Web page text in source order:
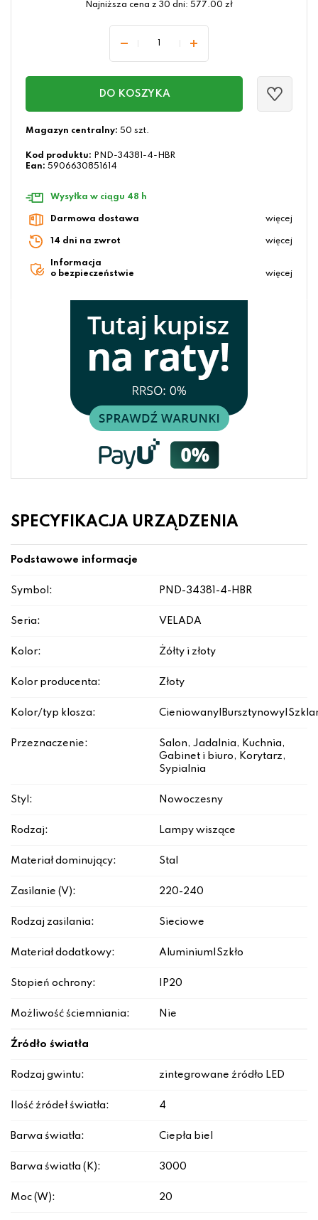
Najniższa cena z 30 dni: 577.00 zł
DO KOSZYKA
Magazyn centralny: 50 szt.
Kod produktu: PND-34381-4-HBR
Ean: 5906630851614
Wysyłka w ciągu 48 h
Darmowa dostawa więcej
14 dni na zwrot więcej
Informacja
o bezpieczeństwie
więcej
SPECYFIKACJA URZĄDZENIA
Podstawowe informacje
Symbol: PND-34381-4-HBR
Seria: VELADA
Kolor: Żółty i złoty
Kolor producenta: Złoty
Kolor/typ klosza:
Przeznaczenie:
Salon, Jadalnia, Kuchnia,
Gabinet i biuro, Korytarz,
Sypialnia
Styl: Nowoczesny
Rodzaj: Lampy wiszące
Materiał dominujący: Stal
Zasilanie (V): 220-240
Rodzaj zasilania: Sieciowe
Materiał dodatkowy: Aluminium|Szkło
Stopień ochrony: IP20
Możliwość ściemniania: Nie
Źródło światła
Rodzaj gwintu: zintegrowane źródło LED
Ilość źródeł światła: 4
Barwa światła: Ciepła biel
Barwa światła (K): 3000
Moc (W): 20